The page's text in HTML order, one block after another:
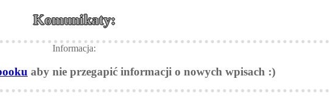
Komunikaty:
Informacja:
aby nie przegapić informacji o nowych wpisach :)